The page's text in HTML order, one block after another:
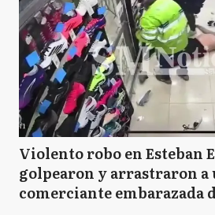
Violento robo en Esteban
golpearon y arrastraron a
comerciante embarazada